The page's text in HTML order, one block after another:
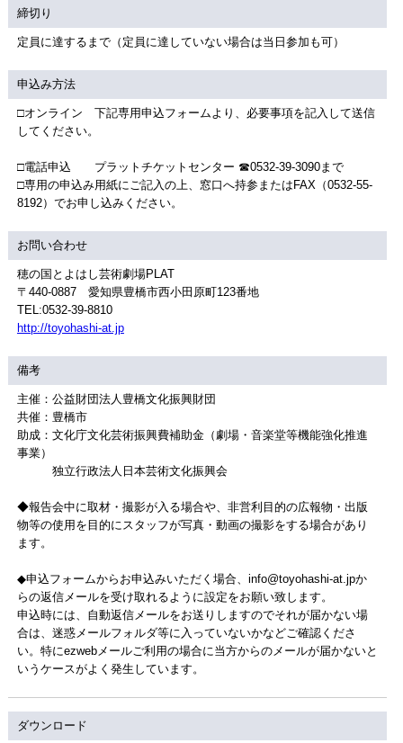
締切り
定員に達するまで（定員に達していない場合は当日参加も可）
申込み方法
□オンライン 下記専用申込フォームより、必要事項を記入して送信
してください。
□電話申込 プラットチケットセンター ☎0532-39-3090まで
□専用の申込み用紙にご記入の上、窓口へ持参またはFAX（0532-55-
8192）でお申し込みください。
お問い合わせ
穂の国とよはし芸術劇場PLAT
〒440-0887 愛知県豊橋市西小田原町123番地
TEL:0532-39-8810
http://toyohashi-at.jp
備考
主催：公益財団法人豊橋文化振興財団
共催：豊橋市
助成：文化庁文化芸術振興費補助金（劇場・音楽堂等機能強化推進
事業）
独立行政法人日本芸術文化振興会
◆報告会中に取材・撮影が入る場合や、非営利目的の広報物・出版
物等の使用を目的にスタッフが写真・動画の撮影をする場合があり
ます。
◆申込フォームからお申込みいただく場合、info@toyohashi-at.jpか
らの返信メールを受け取れるように設定をお願い致します。
申込時には、自動返信メールをお送りしますのでそれが届かない場
合は、迷惑メールフォルダ等に入っていないかなどご確認くださ
い。特にezwebメールご利用の場合に当方からのメールが届かないと
いうケースがよく発生しています。
ダウンロード